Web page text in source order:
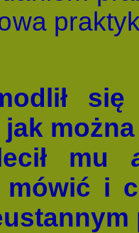
mu
mówić i